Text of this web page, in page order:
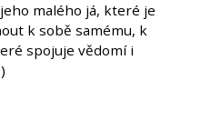
malého já, které je
k sobě samému, k
spojuje vědomí i